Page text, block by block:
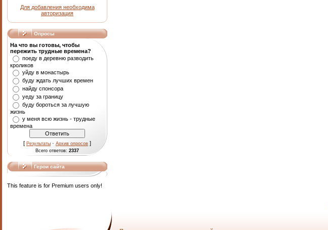
Для добавления необходима
авторизация
Опросы
На что вы готовы, чтобы
пережить трудные времена?
поеду в деревню разводить
кроликов
уйду в монастырь
буду ждать лучших времен
найду спонсора
уеду за границу
буду бороться за лучшую
жизнь
у меня всю жизнь - трудные
времена
[ Результаты · Архив опросов ]
Всего ответов: 2337
Герои сайта
This feature is for Premium users only!